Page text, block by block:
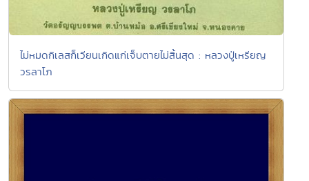
ไม่หมดกิเลสก็เวียนเกิดแก่เจ็บตายไม่สิ้นสุด : หลวงปู่เหรียญ
วรลาโภ